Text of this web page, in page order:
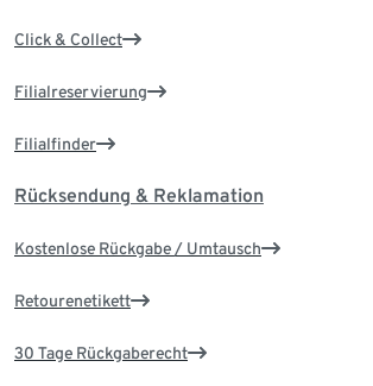
Click & Collect
Filialreservierung
Filialfinder
Rücksendung & Reklamation
Kostenlose Rückgabe / Umtausch
Retourenetikett
30 Tage Rückgaberecht